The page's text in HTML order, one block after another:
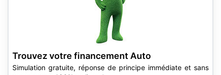
Trouvez votre financement Auto
Simulation gratuite, réponse de principe immédiate et sans